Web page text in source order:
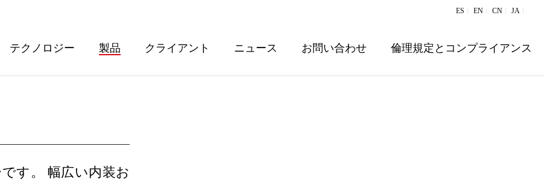
ES EN CN JA
テクノロジー 製品 クライアント ニュース お問い合わせ 倫理規定とコンプライアンス
す。 幅広い内装お